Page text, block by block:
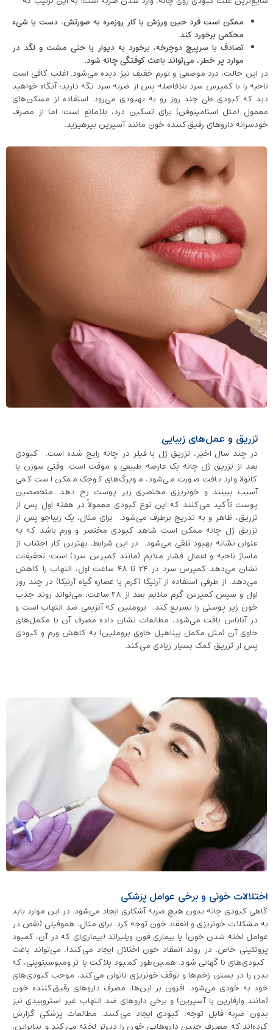
ممکن است فرد حین ورزش یا کار روزمره به صورتش، دست یا شیء
محکمی برخورد کند.
تصادف با سرپیچ دوچرخه، برخورد به دیوار یا حتی مشت و لگد در
موارد پر خطر، می‌تواند باعث کوفتگی چانه شود.
در این حالت، درد موضعی و تورم خفیف نیز دیده می‌شود. اغلب کافی است
ناحیه را با کمپرس سرد بلافاصله پس از ضربه سرد نگه دارید؛ آنگاه خواهید
دید که کبودی طی چند روز رو به بهبودی می‌رود. استفاده از مسکن‌های
معمول (مثل استامینوفن) برای تسکین درد، بلامانع است؛ اما از مصرف
خودسرانه داروهای رقیق‌کننده خون مانند آسپرین بپرهیزید.
تزریق و عمل‌های زیبایی
در چند سال اخیر، تزریق ژل یا فیلر در چانه رایج شده است. کبودی
بعد از تزریق ژل چانه یک عارضه طبیعی و موقت است. وقتی سوزن یا
کانولا وارد بافت صورت می‌شود، مویرگ‌های کوچک ممکن است کمی
آسیب ببینند و خونریزی مختصری زیر پوست رخ دهد. متخصصین
پوست تأکید می‌کنند که این نوع کبودی معمولاً در هفته اول پس از
تزریق، ظاهر و به‌ تدریج برطرف می‌شود. برای مثال، یک زیباجو پس از
تزریق ژل چانه ممکن است شاهد کبودی مختصر و ورم باشد که به
عنوان نشانه بهبود تلقی می‌شود. در این شرایط، بهترین کار اجتناب از
ماساژ ناحیه و اعمال فشار ملایم (مانند کمپرس سرد) است؛ تحقیقات
نشان می‌دهد کمپرس سرد در ۲۴ تا ۴۸ ساعت اول، التهاب را کاهش
می‌دهد. از طرفی استفاده از آرنیکا (کرم یا عصاره گیاه آرنیکا) در چند روز
اول و سپس کمپرس گرم ملایم بعد از ۴۸ ساعت، می‌تواند روند جذب
خون زیر پوستی را تسریع کند. بروملین که آنزیمی ضد التهاب است و
در آناناس یافت می‌شود، مطالعات نشان داده مصرف آن یا مکمل‌های
حاوی آن (مثل مکمل پیناهیل حاوی بروملین) به کاهش ورم و کبودی
پس از تزریق کمک بسیار زیادی می‌کند.
اختلالات خونی و برخی عوامل پزشکی
گاهی کبودی چانه بدون هیچ ضربه آشکاری ایجاد می‌شود. در این موارد باید
به مشکلات خونریزی و انعقاد خون توجه کرد. برای مثال، هموفیلی (نقص در
عوامل لخته ‌شدن خون) یا بیماری فون ‌ویلبراند (بیماری‌ای که در آن، کمبود
پروتئینی خاص، در روند انعقاد خون اختلال ایجاد می‌کند)، می‌تواند باعث
کبودی‌های ناگهانی شود. همین‌طور کمبود پلاکت یا ترومبوسیتوپنی، که
بدن را در بستن زخم‌ها و توقف خونریزی ناتوان می‌کند، موجب کبودی‌های
خود به ‌خودی می‌شود. افزون بر این‌ها، مصرف داروهای رقیق‌کننده خون
(مانند وارفارین یا آسپرین) و برخی داروهای ضد التهاب غیر استروییدی نیز
بدون ضربه قابل توجه، کبودی ایجاد می‌کنند. مطالعات پزشکی گزارش
کرده‌اند که مصرف چنین داروهایی خون را دیرتر لخته می‌کند و بنابراین،